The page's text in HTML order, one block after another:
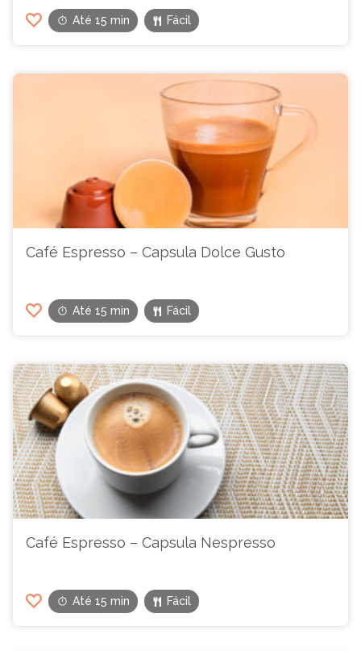
Até 15 min Fácil
Café Espresso – Capsula Dolce Gusto
Até 15 min Fácil
Café Espresso – Capsula Nespresso
Até 15 min Fácil